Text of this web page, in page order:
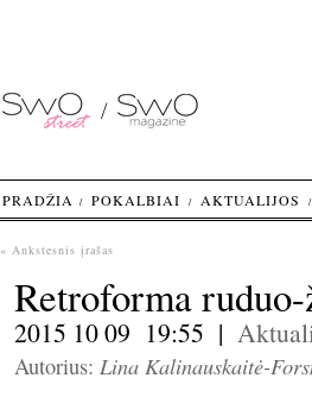
« Ankstesnis įrašas
Retroforma
2015 10 09 19:55 |
Autorius: Lina Kalinauskaitė-
PRADŽIA POKALBIAI AKTUALIJOS